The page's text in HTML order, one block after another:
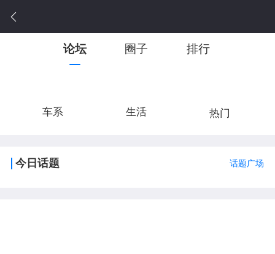
论坛 圈子 排行
车系 生活 热门
今日话题 话题广场